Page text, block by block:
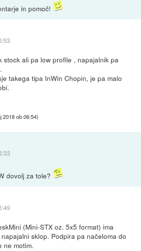
in pomoč!
stock ali pa low profile , napajalnik pa
takega tipa InWin Chopin, je pa malo
2018 ob 06:54)
dovolj za tole?
(Mini-STX oz. 5x5 format) ima
sklop. Podpira pa načeloma do
ne motim.